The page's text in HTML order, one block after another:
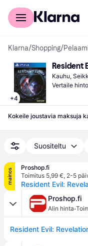
Kuluttajille
Klarna/Shopping/
+4
Resident
Kauhu,
Vertaile
Kokeile joustavia maksuja
Suositeltu
mainos
Proshop.fi
Toimitus 5,99 €, 2-5
Proshop.fi
Alin hinta·